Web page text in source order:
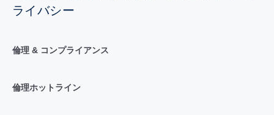
ライバシー
倫理 & コンプライアンス
倫理ホットライン